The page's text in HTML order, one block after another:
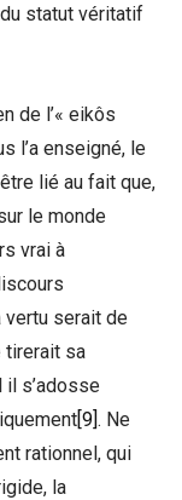
statut véritatif
de l’« eikôs
l’a enseigné, le
lié au fait que,
le monde
vrai à
vertu serait de
tirerait sa
s’adosse
[9]. Ne
rationnel, qui
la